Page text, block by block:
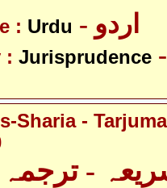
: Urdu - اردو
: Jurisprudence
Sharia -
-